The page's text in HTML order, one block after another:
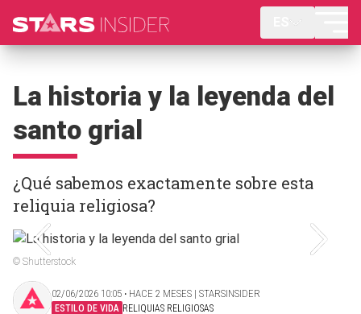
La historia y la leyenda del
santo grial
¿Qué sabemos exactamente sobre esta
reliquia religiosa?
© Shutterstock
02/06/2026 10:05 ‧ HACE 2 MESES | STARSINSIDER
ESTILO DE VIDA RELIQUIAS RELIGIOSAS